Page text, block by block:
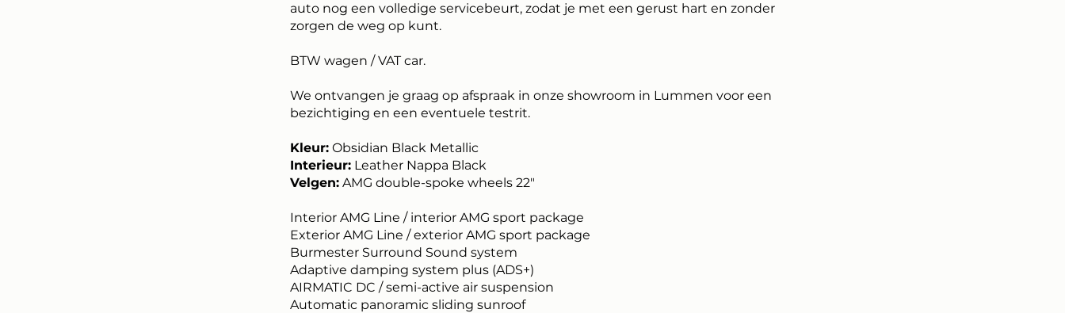
auto nog een volledige servicebeurt, zodat je met een gerust hart en zonder
zorgen de weg op kunt.
BTW wagen / VAT car.
We ontvangen je graag op afspraak in onze showroom in Lummen voor een
bezichtiging en een eventuele testrit.
Kleur: Obsidian Black Metallic
Interieur: Leather Nappa Black
Velgen: AMG double-spoke wheels 22"
Interior AMG Line / interior AMG sport package
Exterior AMG Line / exterior AMG sport package
Burmester Surround Sound system
Adaptive damping system plus (ADS+)
AIRMATIC DC / semi-active air suspension
Automatic panoramic sliding sunroof